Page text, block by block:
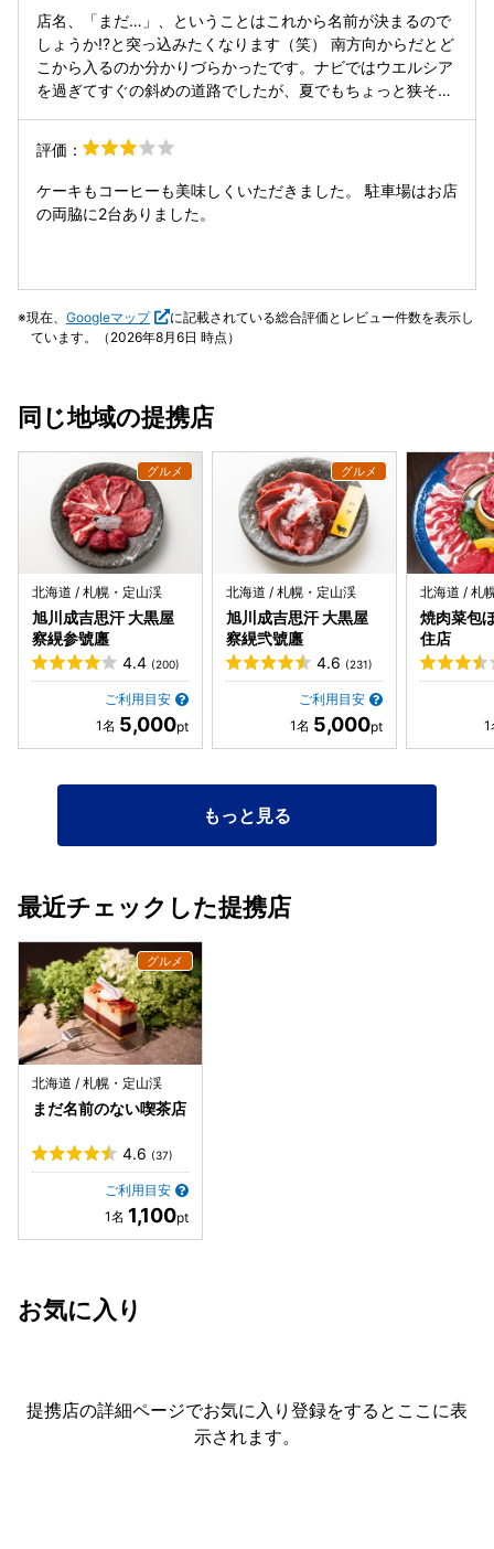
オリティでした。 • ​お店： 洗練されたデザインの一軒家を
丸ごと使った贅沢な造りで、1階が洋菓子店、2階がカフェス
ペースになっています。11時30分頃に伺った際は先客がおら
ず、吹き抜けの開放感がある空間をゆったりと楽しめまし
で少し活気のある雰囲気でしたが、高い天井とセンスの良い
インテリアに包まれて過ごす時間は、打ち合わせ前の良いリ
フレッシュになりました。 ​■一言メモ：お店の両サイドに駐
車場があり、車での訪問も非常にスムーズです。一軒家なら
ではの落ち着いた佇まいで、1階で焼き菓子をじっくり選ん
によりますが、南区石山エリアでハイセンスな空間と確かな
味を楽しみたい時には、絶対に外せない一軒です。 満足なス
店名、「まだ…」、ということはこれから名前が決まるので
しょうか!?と突っ込みたくなります（笑） 南方向からだとど
こから入るのか分かりづらかったです。ナビではウエルシア
を過ぎてすぐの斜めの道路でしたが、夏でもちょっと狭そ
り川を渡ってすぐの道から右に入った方が良いです。 1階の
店でケーキを決めておいて、2階の席で注文。銀箔キラキラ
のオペラももちろん、ダッチコーヒーのカフェ・オレもたい
へん美味しくいただきました。1階の奥の方に焙煎の機械が
見えました。他にもモンブランとか、藻岩山とかのケーキも
から混むかもしれないですね。混んでたら車が２台分しかな
いので、ウエルシアで買い物して停めておくとかしたらいい
評価：
ケーキもコーヒーも美味しくいただきました。 駐車場はお店
の両脇に2台ありました。
現在、 Googleマップ
に記載されている総合評価とレビュー件数を表示し
ています。（2026年8月6日 時点）
同じ地域の提携店
北海道 / 札幌・定山渓
旭川成吉思汗 大黒屋
察縨参號廛
4.4 (200)
ご利用目安
5,000
北海道 / 札幌・定山渓
旭川成吉思汗 大黒屋
察縨弐號廛
4.6 (231)
ご利用目安
5,000
北海道 / 札
焼肉菜包
住店
もっと見る
最近チェックした提携店
北海道 / 札幌・定山渓
まだ名前のない喫茶店
4.6 (37)
ご利用目安
1,100
お気に入り
提携店の詳細ページでお気に入り登録をすると ここに表
示されます。